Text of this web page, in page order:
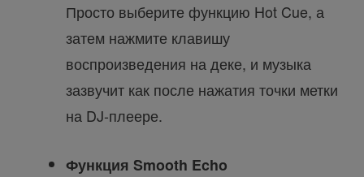
Просто выберите функцию Hot Cue, а
затем нажмите клавишу
воспроизведения на деке, и музыка
зазвучит как после нажатия точки метки
на DJ-плеере.
Функция Smooth Echo